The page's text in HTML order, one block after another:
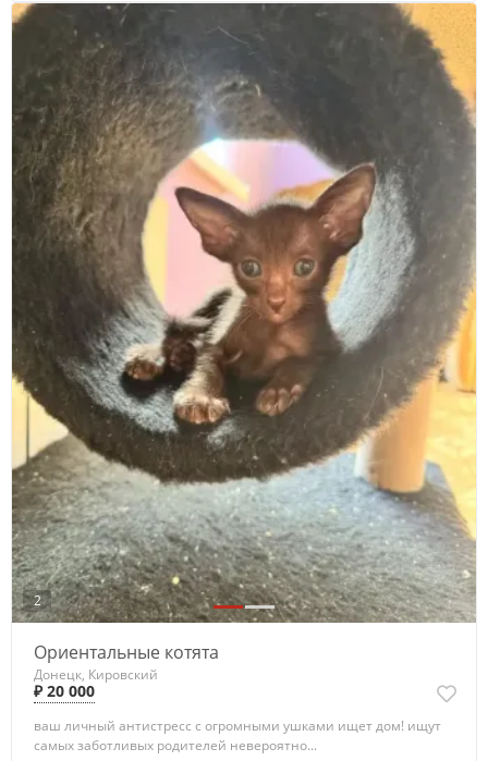
2
Ориентальные котята
Донецк, Кировский
₽ 20 000
ваш личный антистресс с огромными ушками ищет дом! ищут
самых заботливых родителей невероятно...